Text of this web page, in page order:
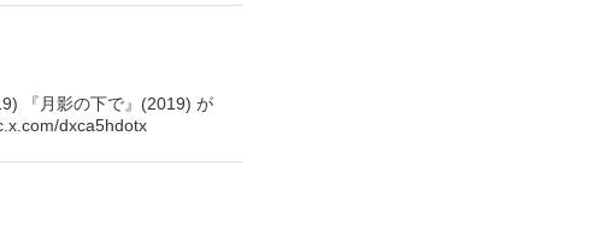
『月影の下で』(2019) が
dxca5hdotx